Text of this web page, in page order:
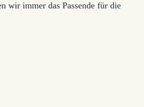
wir immer das Passende für die